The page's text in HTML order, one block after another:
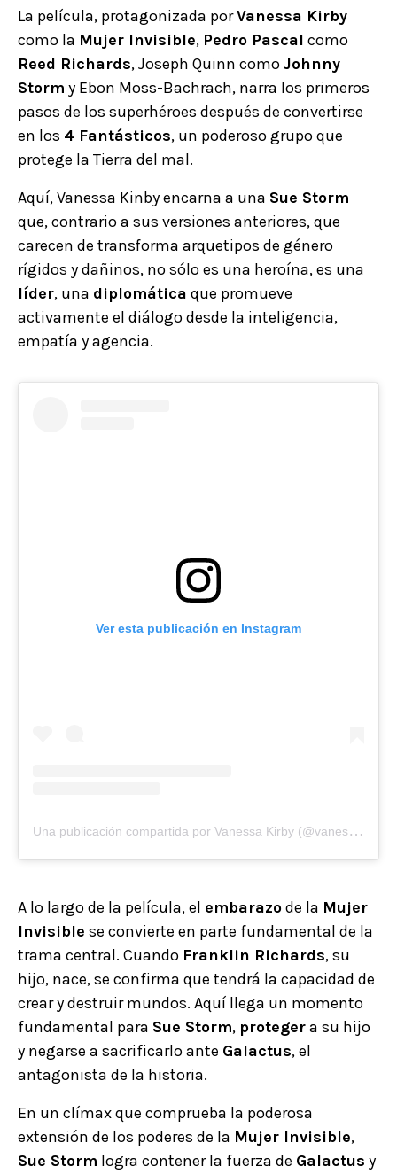
La película, protagonizada porVanessa Kirby
como la Mujer Invisible, Pedro Pascal como
Reed Richards, Joseph Quinn como Johnny
Storm y Ebon Moss-Bachrach, narra los primeros
pasos de los superhéroes después de convertirse
en los 4 Fantásticos, un poderoso grupo que
protege la Tierra del mal.
Aquí, Vanessa Kinby encarna a una Sue Storm
que, contrario a sus versiones anteriores, que
carecen de transforma arquetipos de género
rígidos y dañinos, no sólo es una heroína, es una
líder, una diplomática que promueve
activamente el diálogo desde la inteligencia,
empatía y agencia.
Ver esta publicación en Instagram
U
na publicación compartida por Vanessa Kirby (@vanessa__kirby)
A lo largo de la película, el embarazode la Mujer
Invisible se convierte en parte fundamental de la
trama central. Cuando Franklin Richards, su
hijo, nace, se confirma que tendrá la capacidad de
crear y destruir mundos. Aquí llega un momento
fundamental para Sue Storm, protegera su hijo
y negarse a sacrificarlo ante Galactus, el
antagonista de la historia.
En un clímax que comprueba la poderosa
extensión de los poderes de la Mujer Invisible,
Sue Storm logra contener la fuerza de Galactus y